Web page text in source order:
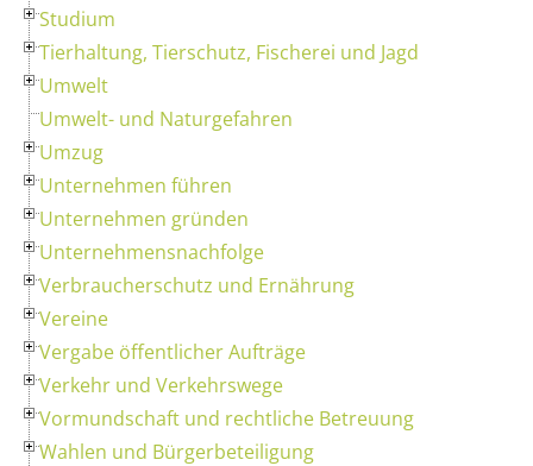
Studium
Tierhaltung, Tierschutz, Fischerei und Jagd
Umwelt
Umwelt- und Naturgefahren
Umzug
Unternehmen führen
Unternehmen gründen
Unternehmensnachfolge
Verbraucherschutz und Ernährung
Vereine
Vergabe öffentlicher Aufträge
Verkehr und Verkehrswege
Vormundschaft und rechtliche Betreuung
Wahlen und Bürgerbeteiligung